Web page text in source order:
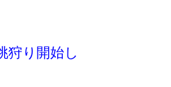
狩り開始し